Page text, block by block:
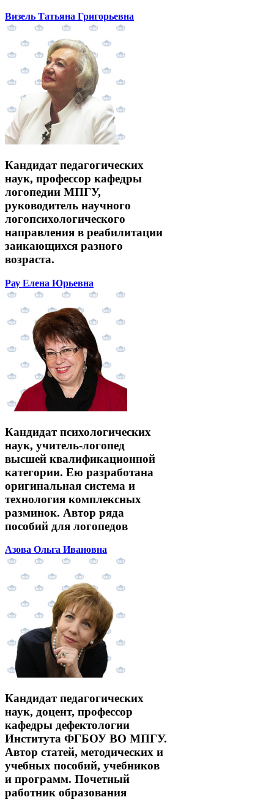
Визель Татьяна Григорьевна
Кандидат педагогических
наук, профессор кафедры
логопедии МПГУ,
руководитель научного
логопсихологического
направления в реабилитации
заикающихся разного
возраста.
Рау Елена Юрьевна
Кандидат психологических
наук, учитель-логопед
высшей квалификационной
категории. Ею разработана
оригинальная система и
технология комплексных
разминок. Автор ряда
пособий для логопедов
Азова Ольга Ивановна
Кандидат педагогических
наук, доцент, профессор
кафедры дефектологии
Института ФГБОУ ВО МПГУ.
Автор статей, методических и
учебных пособий, учебников
и программ. Почетный
работник образования